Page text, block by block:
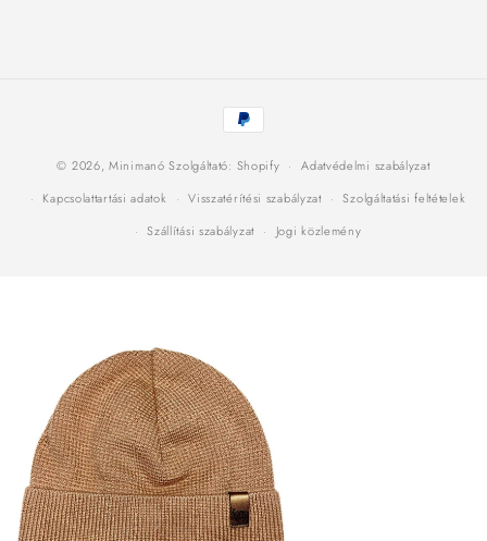
Fizetési
módok
© 2026,Minimanó Szolgáltató: Shopify
Adatvédelmi szabályzat
Kapcsolattartási adatok
Visszatérítési szabályzat
Szolgáltatási feltételek
Szállítási szabályzat
Jogi közlemény